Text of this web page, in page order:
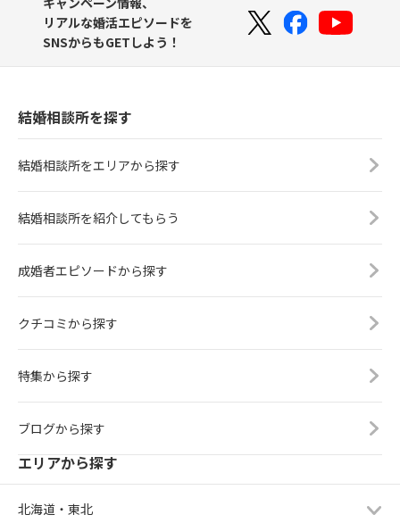
リアルな婚活エピソードを
SNSからもGETしよう！
結婚相談所を探す
結婚相談所をエリアから探す
結婚相談所を紹介してもらう
成婚者エピソードから探す
クチコミから探す
特集から探す
ブログから探す
エリアから探す
北海道・東北